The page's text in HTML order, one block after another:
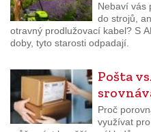
Nebaví vás
do strojů,
otravný prodlužovací kabel? S
doby, tyto starosti odpadají.
Pošta
Proč
využívat